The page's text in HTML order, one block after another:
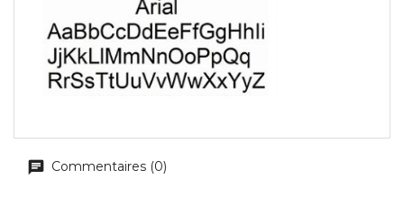
Commentaires (0)